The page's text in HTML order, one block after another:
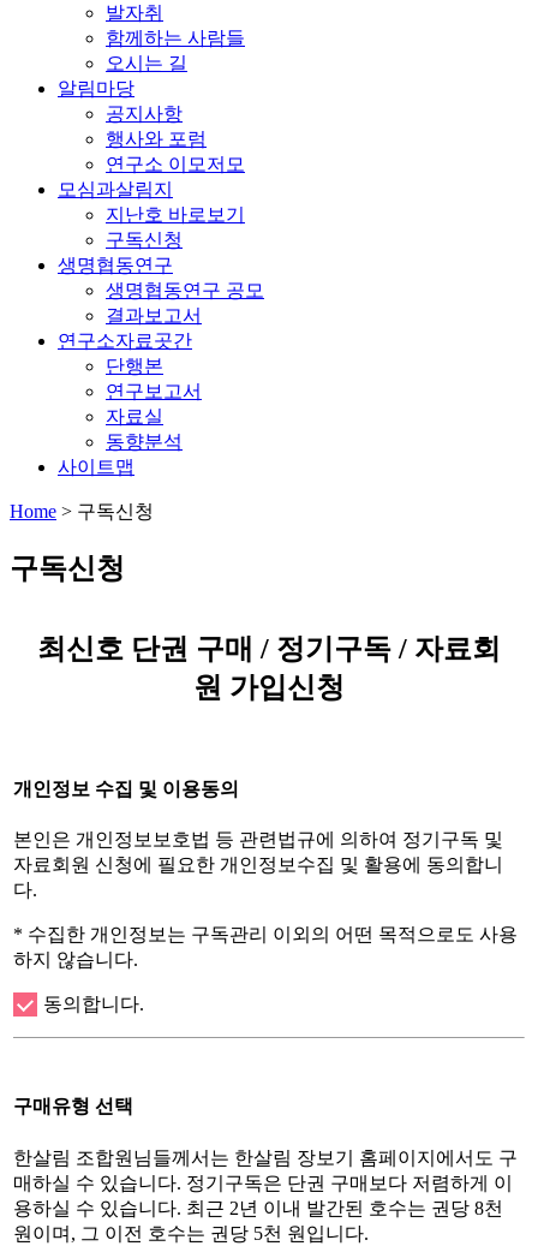
발자취
함께하는 사람들
오시는 길
알림마당
공지사항
행사와 포럼
연구소 이모저모
모심과살림지
지난호 바로보기
구독신청
생명협동연구
생명협동연구 공모
결과보고서
연구소자료곳간
단행본
연구보고서
자료실
동향분석
사이트맵
Home > 구독신청
구독신청
최신호 단권 구매 / 정기구독 / 자료회
원 가입신청
개인정보 수집 및 이용동의
본인은 개인정보보호법 등 관련법규에 의하여 정기구독 및
자료회원 신청에 필요한 개인정보수집 및 활용에 동의합니
다.
* 수집한 개인정보는 구독관리 이외의 어떤 목적으로도 사용
하지 않습니다.
동의합니다.
구매유형 선택
한살림 조합원님들께서는 한살림 장보기 홈페이지에서도 구
매하실 수 있습니다. 정기구독은 단권 구매보다 저렴하게 이
용하실 수 있습니다. 최근 2년 이내 발간된 호수는 권당 8천
원이며, 그 이전 호수는 권당 5천 원입니다.